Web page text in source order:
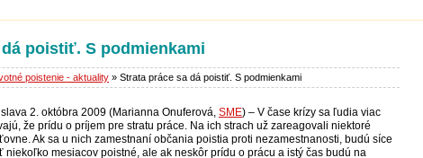
poistiť. S podmienkami
poistenie - aktuality » Strata práce sa dá poistiť. S podmienkami
2. októbra 2009 (Marianna Onuferová, SME) – V čase krízy sa ľudia viac
že prídu o príjem pre stratu práce. Na ich strach už zareagovali niektoré
Ak sa u nich zamestnaní občania poistia proti nezamestnanosti, budú síce
niekoľko mesiacov poistné, ale ak neskôr prídu o prácu a istý čas budú na